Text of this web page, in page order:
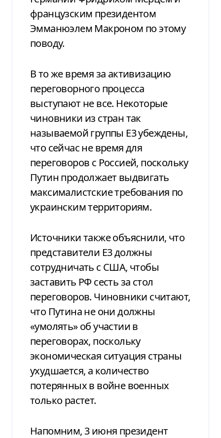
французским президентом
Эмманюэлем Макроном по этому
поводу.
В то же время за активизацию
переговорного процесса
выступают не все. Некоторые
чиновники из стран так
называемой группы E3 убеждены,
что сейчас не время для
переговоров с Россией, поскольку
Путин продолжает выдвигать
максималистские требования по
украинским территориям.
Источники также объяснили, что
представители E3 должны
сотрудничать с США, чтобы
заставить РФ сесть за стол
переговоров. Чиновники считают,
что Путина не они должны
«умолять» об участии в
переговорах, поскольку
экономическая ситуация страны
ухудшается, а количество
потерянных в войне военных
только растет.
Напомним, 3 июня президент